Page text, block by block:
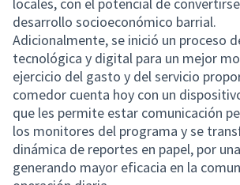
desarrollo socioeconómico barrial.
Adicionalmente, se inició un proceso
tecnológica y digital para un mejor
ejercicio del gasto y del servicio
comedor cuenta hoy con un
que les permite estar comunicación
los monitores del programa y se
dinámica de reportes en papel, por
generando mayor eficacia en la